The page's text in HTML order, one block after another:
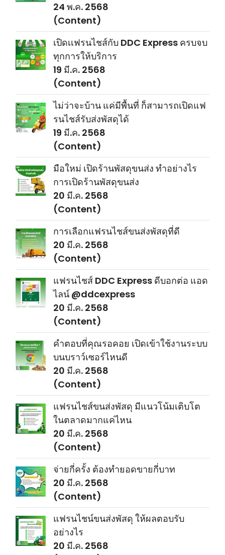
24 พ.ค. 2568
(Content)
เปิดเเฟรนไชส์กับ DDC Express ครบจบ
ทุกการให้บริการ
19 มี.ค. 2568
(Content)
ไม่ว่าจะบ้าน แค่มีพื้นที่ ก็สามารถเปิดแฟ
รนไชส์รับส่งพัสดุได้
19 มี.ค. 2568
(Content)
มือใหม่ เปิดร้านพัสดุขนส่ง ทำอย่างไร
‍‍การเปิดร้านพัสดุขนส่ง
20 มี.ค. 2568
(Content)
การเลือกแฟรนไชส์ขนส่งพัสดุที่ดี
20 มี.ค. 2568
(Content)
แฟรนไชส์ DDC Express ดีบอกต่อ แอด
ไลน์ @ddcexpress
20 มี.ค. 2568
(Content)
คำตอบที่คุณรอคอย เปิดเข้าใช้งานระบบ
บนบราว์เซอร์ไหนดี
20 มี.ค. 2568
(Content)
แฟรนไชส์ขนส่งพัสดุ มีแนวโน้มเติบโต
ในตลาดมากแค่ไหน
20 มี.ค. 2568
(Content)
จ่ายกี่ครั้ง ต้องทำยอดขายกี่บาท
20 มี.ค. 2568
(Content)
แฟรนไชน์ขนส่งพัสดุ ให้ผลตอบรับ
อย่างไร
20 มี.ค. 2568